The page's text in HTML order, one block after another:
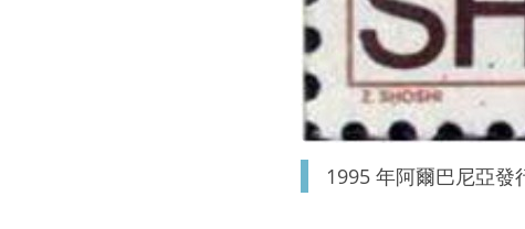
1995 年阿爾巴尼亞發